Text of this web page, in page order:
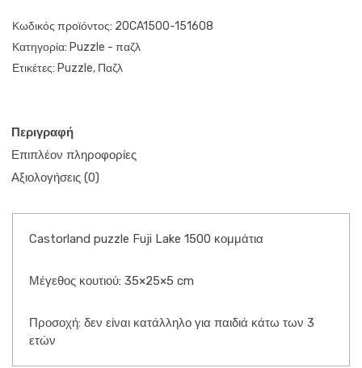
Κωδικός προϊόντος: 20CA1500-151608
Κατηγορία: Puzzle - παζλ
Ετικέτες: Puzzle, Παζλ
Περιγραφή
Επιπλέον πληροφορίες
Αξιολογήσεις (0)
Castorland puzzle Fuji Lake 1500 κομμάτια
Μέγεθος κουτιού: 35×25×5 cm
Προσοχή: δεν είναι κατάλληλο για παιδιά κάτω των 3
ετών